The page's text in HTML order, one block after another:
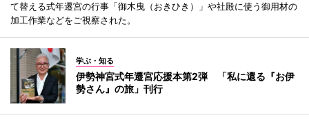
て替える式年遷宮の行事「御木曳（おきひき）」や社殿に使う御用材の
加工作業などをご視察された。
学ぶ・知る
伊勢神宮式年遷宮応援本第2弾 「私に還る『お伊
勢さん』の旅」刊行